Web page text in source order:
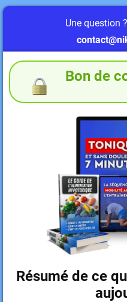
Une question
Bon de
Résumé de ce